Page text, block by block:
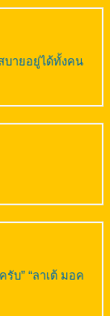
บายอยู่ได้ทั้งคน
รับ” “ลาเต้ มอค